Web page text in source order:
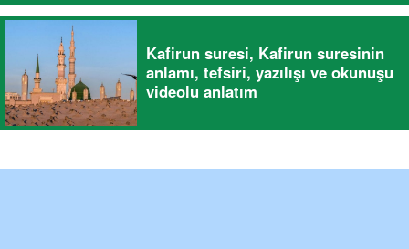
Kafirun suresi, Kafirun suresinin
anlamı, tefsiri, yazılışı ve okunuşu
videolu anlatım